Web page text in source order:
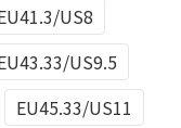
US8
US9.5
EU45.33/US11